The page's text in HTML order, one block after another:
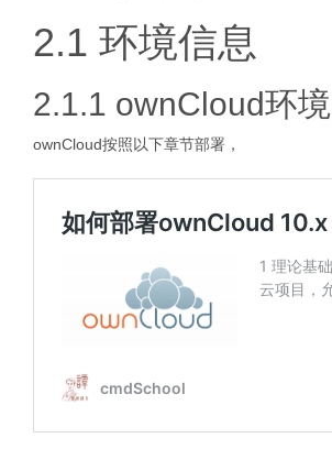
2.1 环境信息
2.1.1 ownCloud环境
ownCloud按照以下章节部署，